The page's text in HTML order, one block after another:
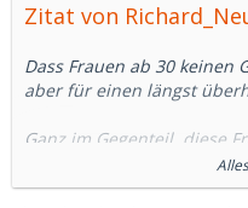
Zitat von
Dass Frauen ab 30 keinen
aber für einen längst
Ganz im Gegenteil, diese
sind nicht mehr so leicht
Jährige. In der Regel ist